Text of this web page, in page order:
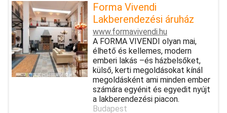
Forma Vivendi
Lakberendezési áruház
www.formavivendi.hu
A FORMA VIVENDI olyan mai,
élhető és kellemes, modern
emberi lakás –és házbelsőket,
külső, kerti megoldásokat kínál
megoldásként ami minden ember
számára egyénit és egyedit nyújt
a lakberendezési piacon.
Budapest